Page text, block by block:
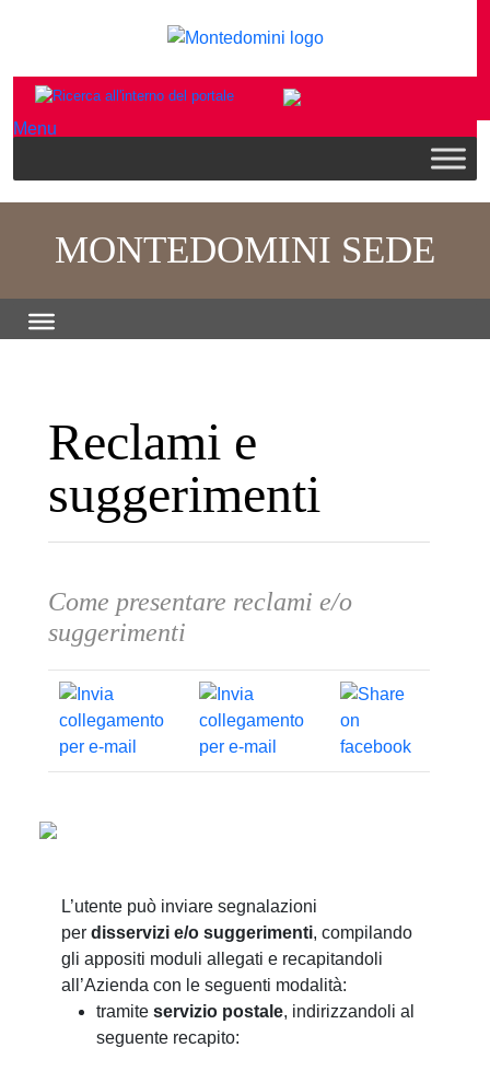
Menu
MONTEDOMINI SEDE
Reclami e
suggerimenti
Come presentare reclami e/o
suggerimenti
L’utente può inviare segnalazioni
per disservizi e/o suggerimenti, compilando
gli appositi moduli allegati e recapitandoli
all’Azienda con le seguenti modalità:
tramite servizio postale, indirizzandoli al
seguente recapito: